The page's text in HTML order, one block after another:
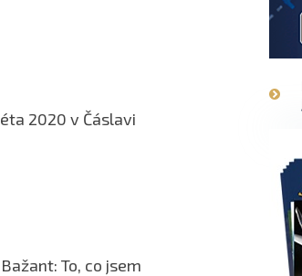
2020 v Čáslavi
To, co jsem